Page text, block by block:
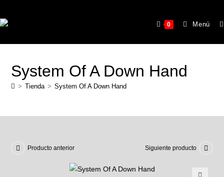
0 Menú
System Of A Down Hand
> Tienda > System Of A Down Hand
Producto anterior Siguiente producto